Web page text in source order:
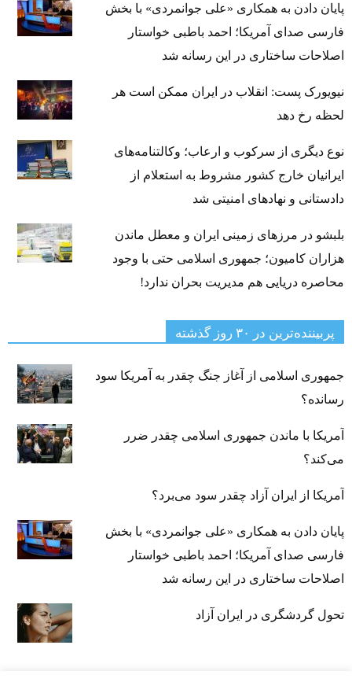
پایان دادن به همکاری «علی جوانمردی» با بخش
فارسی صدای آمریکا؛ احمد باطبی خواستار
اصلاحات ساختاری در این رسانه شد
نیویورک پست: انقلاب در ایران ممکن است هر
لحظه رخ دهد
نوع دیگری از سرکوب و ارعاب؛ وکالتنامه‌های
ایرانیان خارج کشور مشروط به استعلام از
دادستانی و نهادهای امنیتی شد
بلبشو در مرزهای زمینی ایران و معطل ماندن
هزاران کامیون؛ جمهوری اسلامی حتی با وجود
محاصره دریایی هم مدیریت بحران ندارد!
پربیننده‌ترین‌ در ۳۰ روز گذشته
جمهوری اسلامی از آغاز جنگ چقدر به آمریکا سود
رسانده؟
آمریکا با ماندن جمهوری اسلامی چقدر ضرر
می‌کند؟
آمریکا از ایران آزاد چقدر سود می‌برد؟
پایان دادن به همکاری «علی جوانمردی» با بخش
فارسی صدای آمریکا؛ احمد باطبی خواستار
اصلاحات ساختاری در این رسانه شد
تحول گردشگری در ایران آزاد